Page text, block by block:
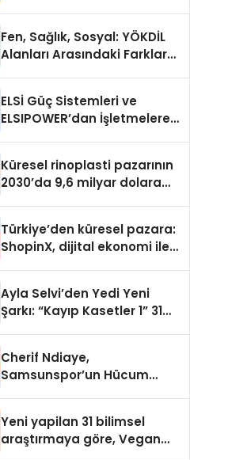
Fen, Sağlık, Sosyal: YÖKDİL
Alanları Arasındaki Farklar
ELSİ Güç Sistemleri ve
ELSIPOWER’dan İşletmelere
Küresel rinoplasti pazarının
2030’da 9,6 milyar dolara
Türkiye’den küresel pazara:
ShopinX, dijital ekonomi ile
Ayla Selvi’den Yedi Yeni
Şarkı: “Kayıp Kasetler 1” 31
Cherif Ndiaye,
Samsunspor’un Hücum
Yeni yapilan 31 bilimsel
araştırmaya göre, Vegan